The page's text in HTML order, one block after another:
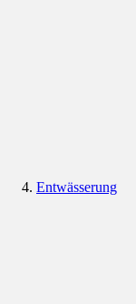
Entwässerung